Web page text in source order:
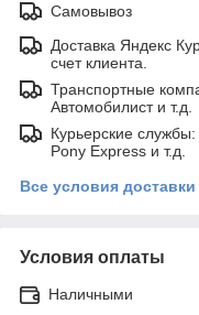
Самовывоз
Доставка Яндекс
счет клиента.
Транспортные
Автомобилист и т.д.
Курьерские
Pony Express и т.д.
Все условия доставки
Условия оплаты
Наличными